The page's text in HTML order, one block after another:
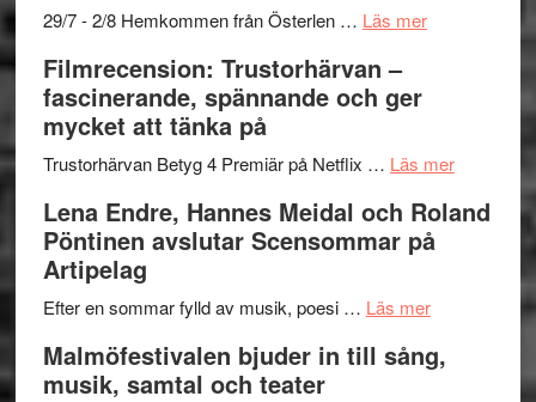
och
Scully
–
och
lättsam
29/7 - 2/8 Hemkommen från Österlen … Läs merom
2026
I
Delvis
genrens
terräng
Filmrecension: Trustorhärvan –
fascinerande, spännande och ger
mycket att tänka på
Trustorhärvan Betyg 4 Premiär på Netflix … Läs merom
Lena Endre, Hannes Meidal och Roland
Pöntinen avslutar Scensommar på
Artipelag
Efter en sommar fylld av musik, poesi … Läs merom
Endre,
Malmöfestivalen bjuder in till sång,
musik, samtal och teater